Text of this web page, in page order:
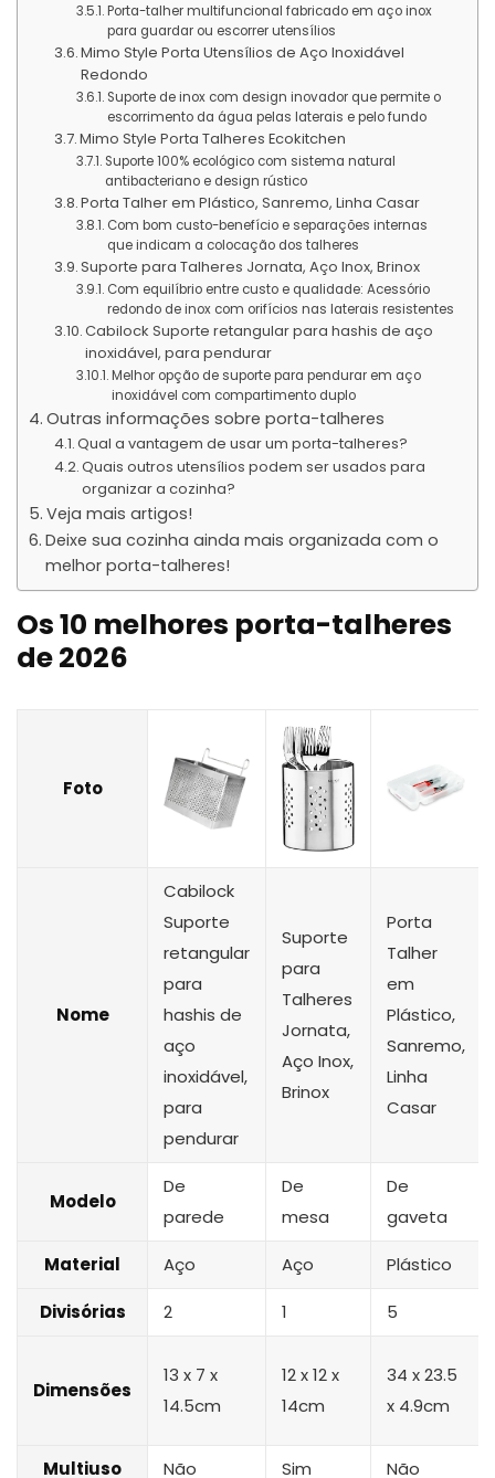
Porta-talher multifuncional fabricado em aço inox
para guardar ou escorrer utensílios
Mimo Style Porta Utensílios de Aço Inoxidável
Redondo
Suporte de inox com design inovador que permite o
escorrimento da água pelas laterais e pelo fundo
Mimo Style Porta Talheres Ecokitchen
Suporte 100% ecológico com sistema natural
antibacteriano e design rústico
Porta Talher em Plástico, Sanremo, Linha Casar
Com bom custo-benefício e separações internas
que indicam a colocação dos talheres
Suporte para Talheres Jornata, Aço Inox, Brinox
Com equilíbrio entre custo e qualidade: Acessório
redondo de inox com orifícios nas laterais resistentes
Cabilock Suporte retangular para hashis de aço
inoxidável, para pendurar
Melhor opção de suporte para pendurar em aço
inoxidável com compartimento duplo
Outras informações sobre porta-talheres
Qual a vantagem de usar um porta-talheres?
Quais outros utensílios podem ser usados para
organizar a cozinha?
Veja mais artigos!
Deixe sua cozinha ainda mais organizada com o
melhor porta-talheres!
Os 10 melhores porta-talheres
de 2026
Foto
Nome
Cabilock
Suporte
retangular
para
hashis de
aço
inoxidável,
para
pendurar
Suporte
para
Talheres
Jornata,
Aço Inox,
Brinox
Porta
Talher
em
Plástico,
Sanremo,
Linha
Casar
Modelo
De
parede
De
mesa
De
gaveta
Material Aço Aço Plástico
Divisórias 2 1 5
Dimensões
13 x 7 x
14.5cm
12 x 12 x
14cm
34 x 23.5
x 4.9cm
Multiuso Não Sim Não